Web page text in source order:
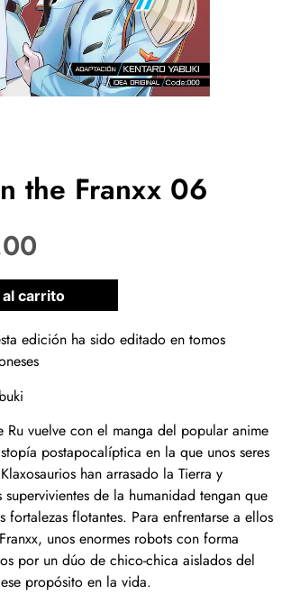
the Franxx 06
carrito
edición ha sido editado en tomos
Ru vuelve con el manga del popular anime
postapocalíptica en la que unos seres
han arrasado la Tierra y
de la humanidad tengan que
fortalezas flotantes. Para enfrentarse a ellos
unos enormes robots con forma
por un dúo de chico-chica aislados del
propósito en la vida.